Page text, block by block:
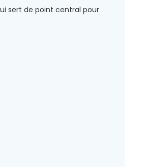
sert de point central pour